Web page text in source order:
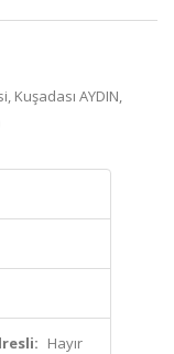
Kuşadası AYDIN,
Hayır